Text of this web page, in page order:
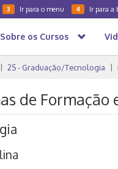
3 Ir para o menu 4 Ir para a
Sobre os Cursos
2S - Graduação/Tecnologia
de Formação